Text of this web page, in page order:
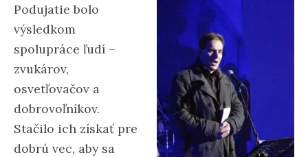
Podujatie bolo
výsledkom
spolupráce ľudí –
zvukárov,
osvetľovačov a
dobrovoľníkov.
Stačilo ich získať pre
dobrú vec, aby sa